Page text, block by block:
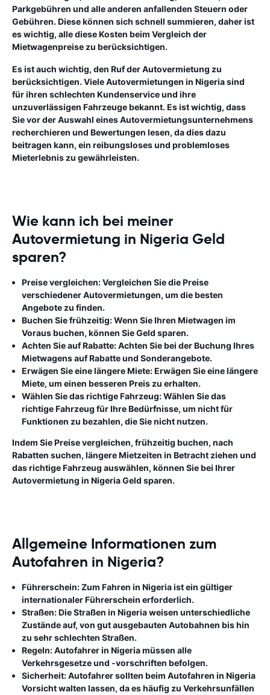
Parkgebühren und alle anderen anfallenden Steuern oder
Gebühren. Diese können sich schnell summieren, daher ist
es wichtig, alle diese Kosten beim Vergleich der
Mietwagenpreise zu berücksichtigen.
Es ist auch wichtig, den Ruf der Autovermietung zu
berücksichtigen. Viele Autovermietungen in Nigeria sind
für ihren schlechten Kundenservice und ihre
unzuverlässigen Fahrzeuge bekannt. Es ist wichtig, dass
Sie vor der Auswahl eines Autovermietungsunternehmens
recherchieren und Bewertungen lesen, da dies dazu
beitragen kann, ein reibungsloses und problemloses
Mieterlebnis zu gewährleisten.
Wie kann ich bei meiner
Autovermietung in Nigeria Geld
sparen?
Preise vergleichen:Vergleichen Sie die Preise
verschiedener Autovermietungen, um die besten
Angebote zu finden.
Buchen Sie frühzeitig:Wenn Sie Ihren Mietwagen im
Voraus buchen, können Sie Geld sparen.
Achten Sie auf Rabatte:Achten Sie bei der Buchung Ihres
Mietwagens auf Rabatte und Sonderangebote.
Erwägen Sie eine längere Miete:Erwägen Sie eine längere
Miete, um einen besseren Preis zu erhalten.
Wählen Sie das richtige Fahrzeug:Wählen Sie das
richtige Fahrzeug für Ihre Bedürfnisse, um nicht für
Funktionen zu bezahlen, die Sie nicht nutzen.
Indem Sie Preise vergleichen, frühzeitig buchen, nach
Rabatten suchen, längere Mietzeiten in Betracht ziehen und
das richtige Fahrzeug auswählen, können Sie bei Ihrer
Autovermietung in Nigeria Geld sparen.
Allgemeine Informationen zum
Autofahren in Nigeria?
Führerschein:Zum Fahren in Nigeria ist ein gültiger
internationaler Führerschein erforderlich.
Straßen:Die Straßen in Nigeria weisen unterschiedliche
Zustände auf, von gut ausgebauten Autobahnen bis hin
zu sehr schlechten Straßen.
Regeln:Autofahrer in Nigeria müssen alle
Verkehrsgesetze und -vorschriften befolgen.
Sicherheit:Autofahrer sollten beim Autofahren in Nigeria
Vorsicht walten lassen, da es häufig zu Verkehrsunfällen